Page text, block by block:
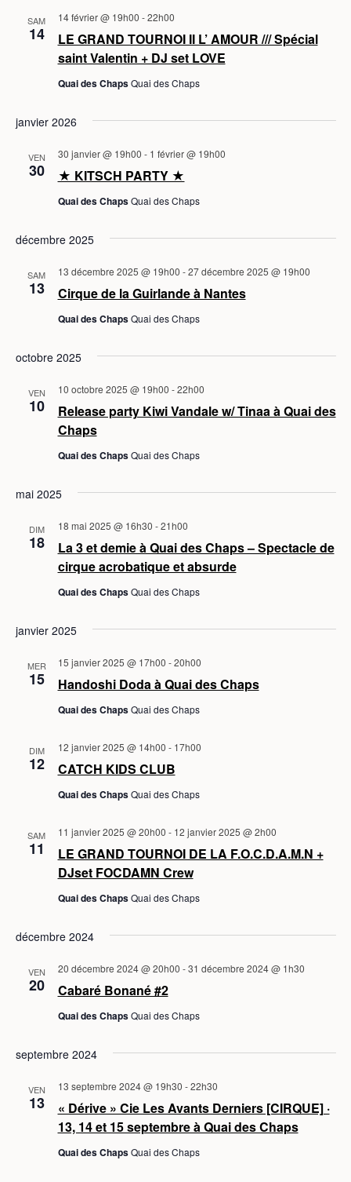
d
SAM
14
LE GRAND TOURNOI II L’ AMOUR /// Spécial
saint Valentin + DJ set LOVE
14 février @ 19h00 -22h00
Quai des ChapsQuai des Chaps
janvier 2026
VEN
30 ★ KITSCH PARTY ★
30 janvier @ 19h00 - 1 février @ 19h00
Quai des ChapsQuai des Chaps
décembre 2025
SAM
13 Cirque de la Guirlande à Nantes
13 décembre 2025 @ 19h00 -27 décembre 2025 @ 19h00
Quai des ChapsQuai des Chaps
octobre 2025
VEN
10
Release party Kiwi Vandale w/ Tinaa à Quai des
Chaps
10 octobre 2025 @ 19h00 -22h00
Quai des ChapsQuai des Chaps
mai 2025
DIM
18
La 3 et demie à Quai des Chaps – Spectacle de
cirque acrobatique et absurde
18 mai 2025 @ 16h30 -21h00
Quai des ChapsQuai des Chaps
janvier 2025
MER
15 Handoshi Doda à Quai des Chaps
15 janvier 2025 @ 17h00 -20h00
Quai des ChapsQuai des Chaps
DIM
12 CATCH KIDS CLUB
12 janvier 2025 @ 14h00 - 17h00
Quai des ChapsQuai des Chaps
SAM
11
LE GRAND TOURNOI DE LA F.O.C.D.A.M.N +
DJset FOCDAMN Crew
11 janvier 2025 @ 20h00 - 12 janvier 2025 @ 2h00
Quai des ChapsQuai des Chaps
décembre 2024
VEN
20 Cabaré Bonané #2
20 décembre 2024 @ 20h00 -31 décembre 2024 @ 1h30
Quai des ChapsQuai des Chaps
septembre 2024
VEN
13
« Dérive » Cie Les Avants Derniers [CIRQUE] ·
13, 14 et 15 septembre à Quai des Chaps
13 septembre 2024 @ 19h30 -22h30
Quai des ChapsQuai des Chaps